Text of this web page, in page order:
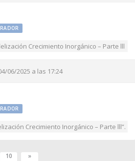
Crecimiento Inorgánico – Parte lll
06/2025 a las 17:24
Crecimiento Inorgánico – Parte lll”.
10 »